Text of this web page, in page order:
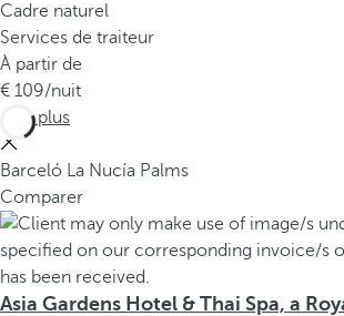
Cadre naturel
Services de traiteur
À partir de
109/nuit
Voir plus
Barceló La Nucía Palms
Comparer
Asia Gardens Hotel & Thai Spa, a